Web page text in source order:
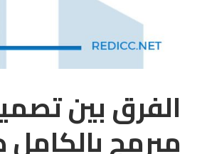
الفرق بين
مبرمج